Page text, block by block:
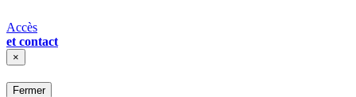
Accès
et contact
×
Fermer